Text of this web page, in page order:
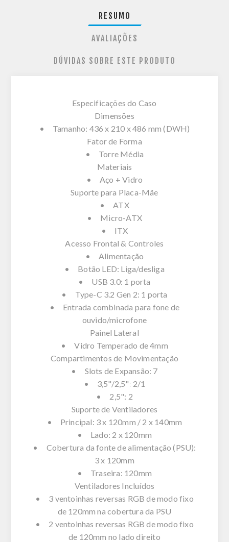
RESUMO
AVALIAÇÕES
DÚVIDAS SOBRE ESTE PRODUTO
Especificações do Caso
Dimensões
• Tamanho: 436 x 210 x 486 mm (DWH)
Fator de Forma
• Torre Média
Materiais
• Aço + Vidro
Suporte para Placa-Mãe
• ATX
• Micro-ATX
• ITX
Acesso Frontal & Controles
• Alimentação
• Botão LED: Liga/desliga
• USB 3.0: 1 porta
• Type-C 3.2 Gen 2: 1 porta
• Entrada combinada para fone de
ouvido/microfone
Painel Lateral
• Vidro Temperado de 4mm
Compartimentos de Movimentação
• Slots de Expansão: 7
• 3,5"/2,5": 2/1
• 2,5": 2
Suporte de Ventiladores
• Principal: 3 x 120mm / 2 x 140mm
• Lado: 2 x 120mm
• Cobertura da fonte de alimentação (PSU):
3 x 120mm
• Traseira: 120mm
Ventiladores Incluídos
• 3 ventoinhas reversas RGB de modo fixo
de 120mm na cobertura da PSU
• 2 ventoinhas reversas RGB de modo fixo
de 120mm no lado direito